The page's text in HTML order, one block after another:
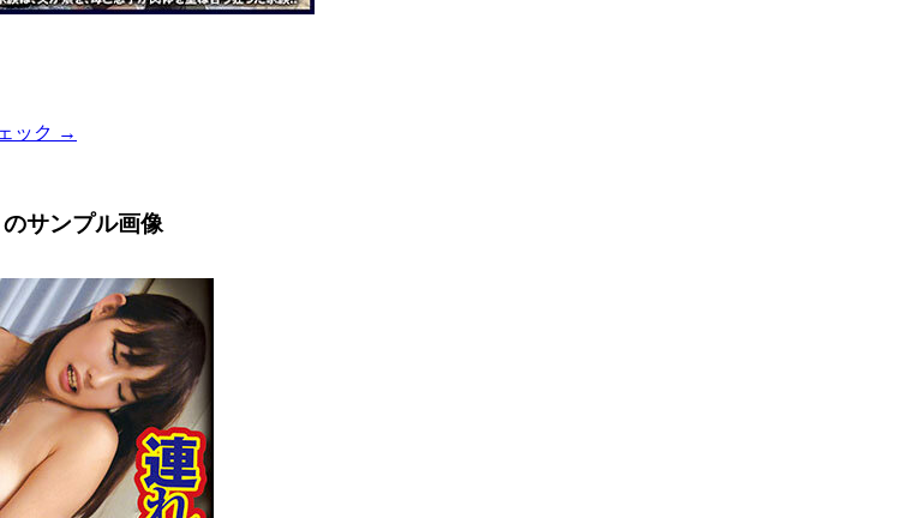
ック →
サンプル画像